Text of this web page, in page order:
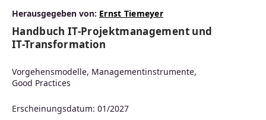
Herausgegeben von: Ernst Tiemeyer
Handbuch IT-Projektmanagement und
IT-Transformation
Vorgehensmodelle, Managementinstrumente,
Good Practices
Erscheinungsdatum: 01/2027